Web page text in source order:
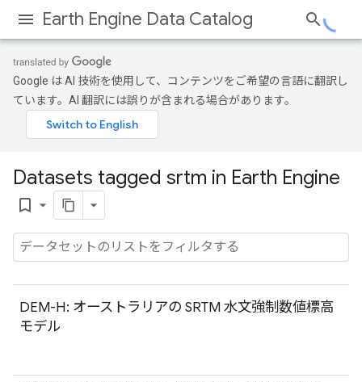
Earth Engine Data Catalog
Google は AI 技術を使用して、コンテンツをご希望の言語に翻訳し
ています。AI 翻訳には誤りが含まれる場合があります。
Datasets tagged srtm in Earth Engine
bookmark_border
DEM-H: オーストラリアの SRTM 水文強制数値標高
モデル